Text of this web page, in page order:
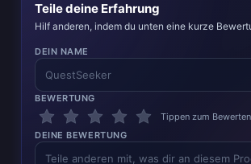
Teile deine Erfahrung
Hilf anderen, indem du unten eine kurze
DEIN NAME
BEWERTUNG
Tippen zum Bewerten
DEINE BEWERTUNG